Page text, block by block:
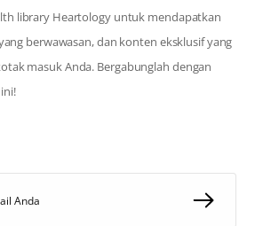
library Heartology untuk mendapatkan
berwawasan, dan konten eksklusif yang
masuk Anda. Bergabunglah dengan